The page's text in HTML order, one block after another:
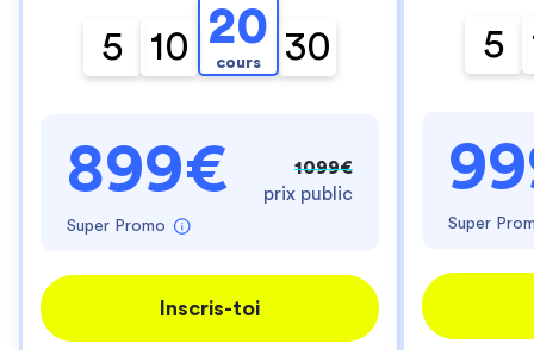
5 10 20
cours 30
899€
Super Promo
1099€
prix public
Inscris-toi
5
Super